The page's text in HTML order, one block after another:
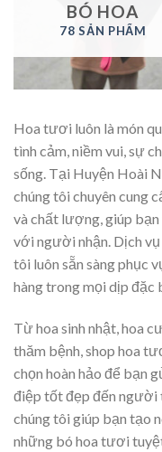
BÓ HOA
78 SẢN PHẨM
Hoa tươi luôn là món
tình cảm, niềm vui, sự
sống. Tại Huyện Hoài
chúng tôi chuyên cung
và chất lượng, giúp
với người nhận. Dịch vụ
tôi luôn sẵn sàng phục
hàng trong mọi dịp đặc
Từ hoa sinh nhật, hoa
thăm bệnh, shop hoa
chọn hoàn hảo để bạn
điệp tốt đẹp đến người
chúng tôi giúp bạn tạo
những bó hoa tươi